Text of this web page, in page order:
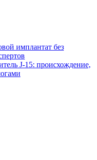
имплантат без
J-15: происхождение,